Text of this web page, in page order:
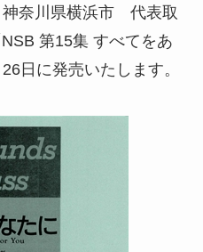
神奈川県横浜市 代表取
第15集 すべてをあ
日に発売いたします。